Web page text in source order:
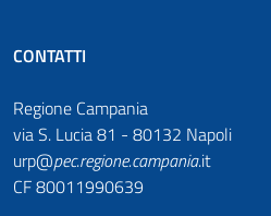
CONTATTI
Regione Campania
via S. Lucia 81 - 80132 Napoli
urp@pec.regione.campania.it
CF 80011990639